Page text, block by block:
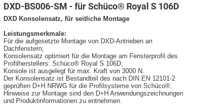
DXD-BS006-SM - für Schüco® Royal S 106D
DXD Konsolensatz, für seitliche Montage
Leistungsmerkmale:
Für die aufgesetzte Montage von DXD-Antrieben an
Dachfenstern;
Konsolensatz optimiert für die Montage am Fensterprofil des
Profilherstellers: Schüco® Royal S 106D;
Konsole ist ausgelegt für max. Kraft von 3000 N.
Der Konsolensatz ist Bestandteil des nach DIN EN 12101-2
geprüften D+H NRWG für die Profilsysteme von Schüco®.
Hinweise zur Montage sind den D+H Anwendungszeichnungen
und Produktinformationen zu entnehmen.